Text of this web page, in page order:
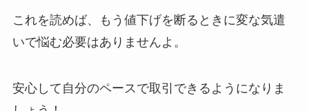
これを読めば、もう値下げを断るときに変な気遣
いで悩む必要はありませんよ。
安心して自分のペースで取引できるようになりま